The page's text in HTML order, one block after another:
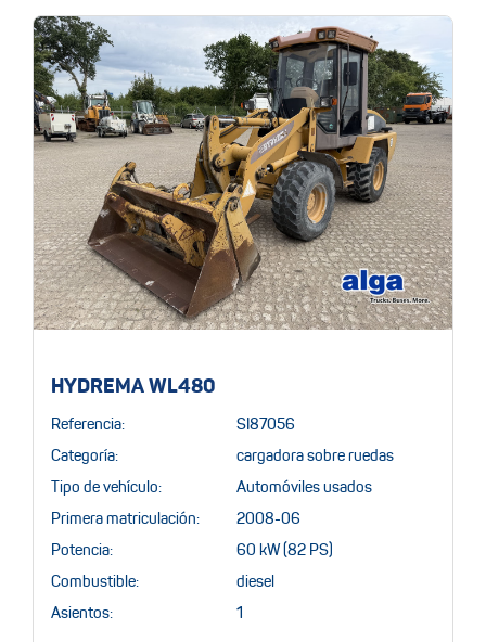
HYDREMA WL480
Referencia: SI87056
Categoría: cargadora sobre ruedas
Tipo de vehículo: Automóviles usados
Primera matriculación: 2008-06
Potencia: 60 kW (82 PS)
Combustible: diesel
Asientos: 1